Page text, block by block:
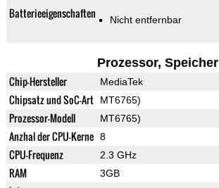
Batterieeigenschaften Nicht entfernbar
Prozessor, Speicher
Chip-Hersteller MediaTek
Chipsatz und SoC-Art MT6765)
Prozessor-Modell MT6765)
Anzhal der CPU-Kerne 8
CPU-Frequenz 2.3 GHz
RAM 3GB